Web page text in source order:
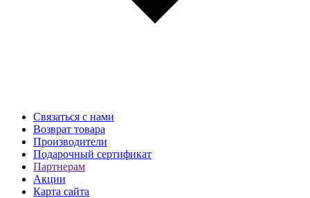
Связаться с нами
Возврат товара
Производители
Подарочный сертификат
Партнерам
Акции
Карта сайта